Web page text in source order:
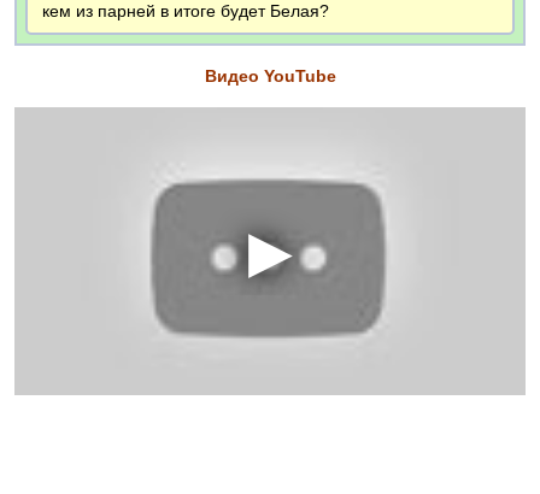
кем из парней в итоге будет Белая?
Видео YouTube